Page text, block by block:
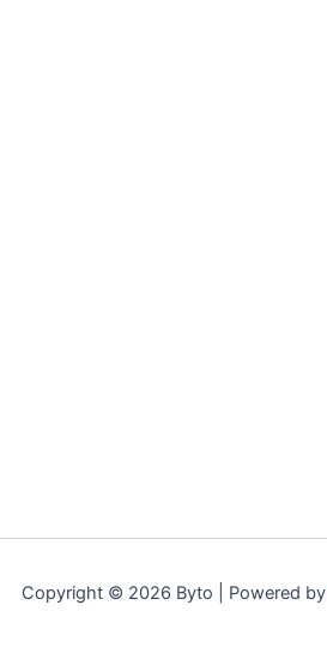
Copyright © 2026 Byto | Powered by